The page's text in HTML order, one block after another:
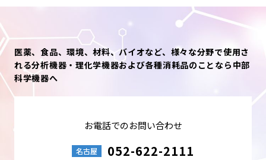
医薬、食品、環境、材料、バイオなど、様々な分野で使用さ
れる分析機器・理化学機器および各種消耗品のことなら中部
科学機器へ
お電話でのお問い合わせ
名古屋 052-622-2111